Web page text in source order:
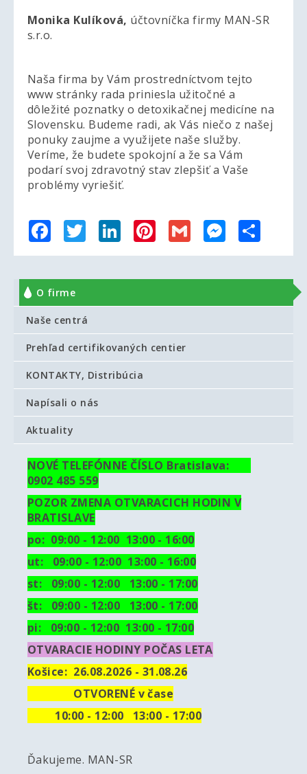
Monika Kulíková, účtovníčka firmy MAN-SR
s.r.o.
Naša firma by Vám prostredníctvom tejto
www stránky rada priniesla užitočné a
dôležité poznatky o detoxikačnej medicíne na
Slovensku. Budeme radi, ak Vás niečo z našej
ponuky zaujme a využijete naše služby.
Veríme, že budete spokojní a že sa Vám
podarí svoj zdravotný stav zlepšiť a Vaše
problémy vyriešiť.
FacebookTwitterLinkedInPinterest
Gmail Messenger
O firme
Naše centrá
Prehľad certifikovaných centier
KONTAKTY, Distribúcia
Napísali o nás
Aktuality
NOVÉ TELEFÓNNE ČÍSLO Bratislava:
0902 485 559
POZOR ZMENA OTVARACICH HODIN V
BRATISLAVE
po: 09:00 - 12:00 13:00 - 16:00
ut: 09:00 - 12:00 13:00 - 16:00
st: 09:00 - 12:00 13:00 - 17:00
št: 09:00 - 12:00 13:00 - 17:00
pi: 09:00 - 12:00 13:00 - 17:00
OTVARACIE HODINY POČAS LETA
Košice: 26.08.2026 - 31.08.26
OTVORENÉ v čase
10:00 - 12:00 13:00 - 17:00
Ďakujeme. MAN-SR